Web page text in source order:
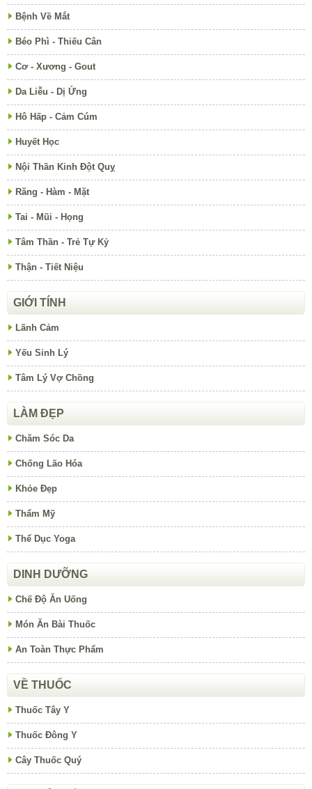
Bệnh Về Mắt
Béo Phì - Thiếu Cân
Cơ - Xương - Gout
Da Liễu - Dị Ứng
Hô Hấp - Cảm Cúm
Huyết Học
Nội Thần Kinh Đột Quỵ
Răng - Hàm - Mặt
Tai - Mũi - Họng
Tâm Thần - Trẻ Tự Kỷ
Thận - Tiết Niệu
GIỚI TÍNH
Lãnh Cảm
Yếu Sinh Lý
Tâm Lý Vợ Chồng
LÀM ĐẸP
Chăm Sóc Da
Chống Lão Hóa
Khỏe Đẹp
Thẩm Mỹ
Thể Dục Yoga
DINH DƯỠNG
Chế Độ Ăn Uống
Món Ăn Bài Thuốc
An Toàn Thực Phẩm
VỀ THUỐC
Thuốc Tây Y
Thuốc Đông Y
Cây Thuốc Quý